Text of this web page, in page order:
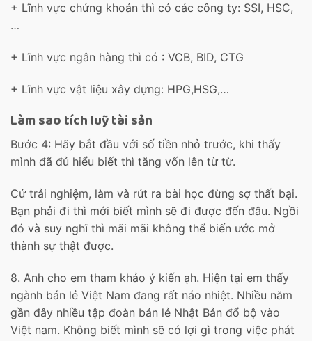
+ Lĩnh vực chứng khoán thì có các công ty: SSI, HSC,
…
+ Lĩnh vực ngân hàng thì có : VCB, BID, CTG
+ Lĩnh vực vật liệu xây dựng: HPG,HSG,…
Làm sao tích luỹ tài sản
Bước 4: Hãy bắt đầu với số tiền nhỏ trước, khi thấy
mình đã đủ hiểu biết thì tăng vốn lên từ từ.
Cứ trải nghiệm, làm và rút ra bài học đừng sợ thất bại.
Bạn phải đi thì mới biết mình sẽ đi được đến đâu. Ngồi
đó và suy nghĩ thì mãi mãi không thể biến ước mở
thành sự thật được.
8. Anh cho em tham khảo ý kiến ạh. Hiện tại em thấy
ngành bán lẻ Việt Nam đang rất náo nhiệt. Nhiều năm
gần đây nhiều tập đoàn bán lẻ Nhật Bản đổ bộ vào
Việt nam. Không biết mình sẽ có lợi gì trong việc phát